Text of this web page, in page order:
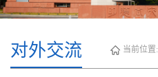
当前位置:
对外交流